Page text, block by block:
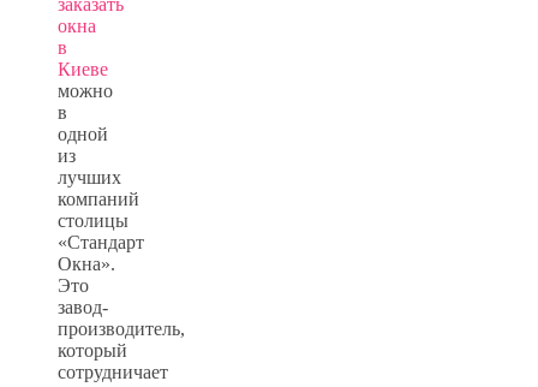
окна
в
Киеве
можно
в
одной
из
лучших
компаний
столицы
«Стандарт
Окна».
Это
завод-
производитель,
который
сотрудничает